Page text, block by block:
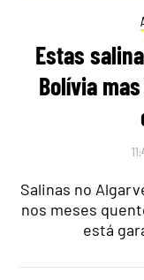
Estas
Bolívia
Salinas no
nos meses
está